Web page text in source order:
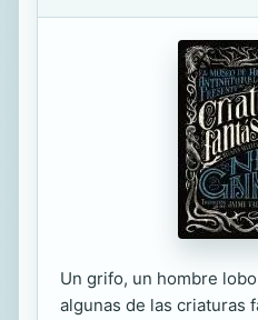
Un grifo, un hombre
algunas de las criaturas